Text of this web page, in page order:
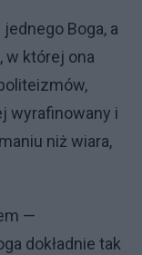
Boga, a
w której ona
wyrafinowany i
niż wiara,
—
dokładnie tak